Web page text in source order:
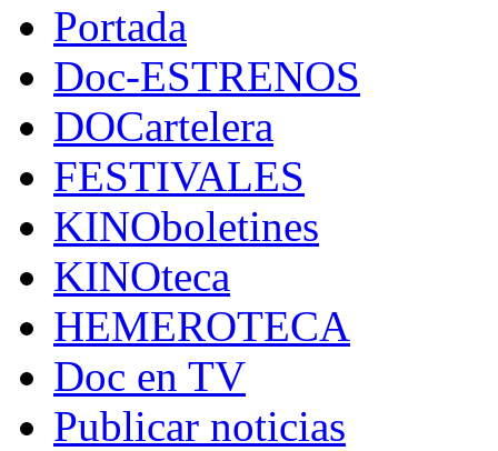
Portada
Doc-ESTRENOS
DOCartelera
FESTIVALES
KINOboletines
KINOteca
HEMEROTECA
Doc en TV
Publicar noticias